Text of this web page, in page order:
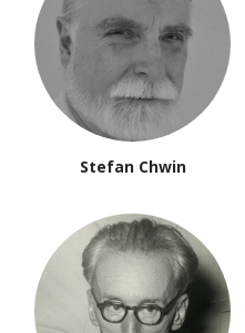
Stefan Chwin